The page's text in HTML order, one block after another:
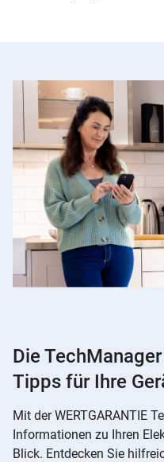
Die
Tipps für Ihre
Mit der WERTGARANTIE
Informationen zu Ihren
Blick. Entdecken Sie